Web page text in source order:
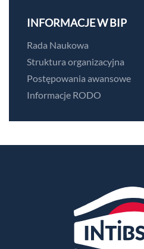
INFORMACJE W BIP
Rada Naukowa
Struktura organizacyjna
Postępowania awansowe
Informacje RODO